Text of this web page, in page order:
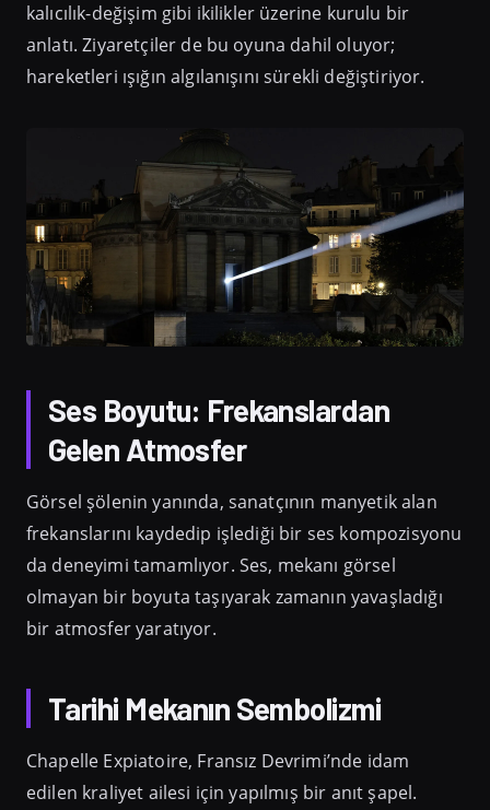
kalıcılık-değişim gibi ikilikler üzerine kurulu bir
anlatı. Ziyaretçiler de bu oyuna dahil oluyor;
hareketleri ışığın algılanışını sürekli değiştiriyor.
Ses Boyutu: Frekanslardan
Gelen Atmosfer
Görsel şölenin yanında, sanatçının manyetik alan
frekanslarını kaydedip işlediği bir ses kompozisyonu
da deneyimi tamamlıyor. Ses, mekanı görsel
olmayan bir boyuta taşıyarak zamanın yavaşladığı
bir atmosfer yaratıyor.
Tarihi Mekanın Sembolizmi
Chapelle Expiatoire, Fransız Devrimi’nde idam
edilen kraliyet ailesi için yapılmış bir anıt şapel.